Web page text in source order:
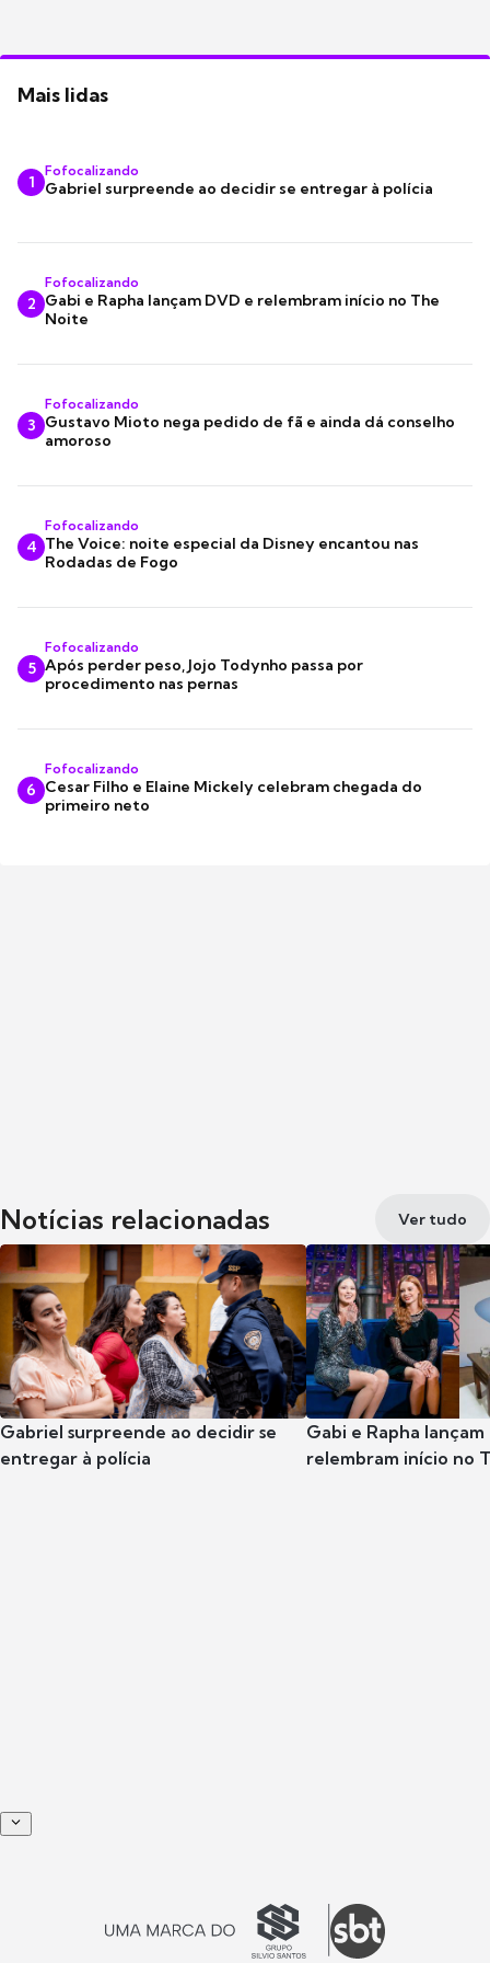
Mais lidas
1
Fofocalizando
Gabriel surpreende ao decidir se entregar à polícia
2
Fofocalizando
Gabi e Rapha lançam DVD e relembram início no The
Noite
3
Fofocalizando
Gustavo Mioto nega pedido de fã e ainda dá conselho
amoroso
4
Fofocalizando
The Voice: noite especial da Disney encantou nas
Rodadas de Fogo
5
Fofocalizando
Após perder peso, Jojo Todynho passa por
procedimento nas pernas
6
Fofocalizando
Cesar Filho e Elaine Mickely celebram chegada do
primeiro neto
Notícias relacionadas Ver tudo
Gabriel surpreende ao decidir se
entregar à polícia
Gabi e Rapha
relembram início no